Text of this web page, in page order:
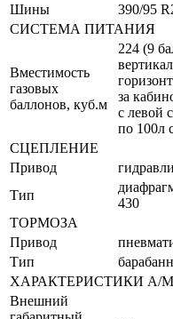
Шины
390/95
СИСТЕМА ПИТАНИЯ
Вместимость
газовых
баллонов, куб.м
224 (9
за
с левой
по 100л
СЦЕПЛЕНИЕ
Привод
Тип
430
ТОРМОЗА
Привод
Тип
ХАРАКТЕРИСТИКИ
Внешний